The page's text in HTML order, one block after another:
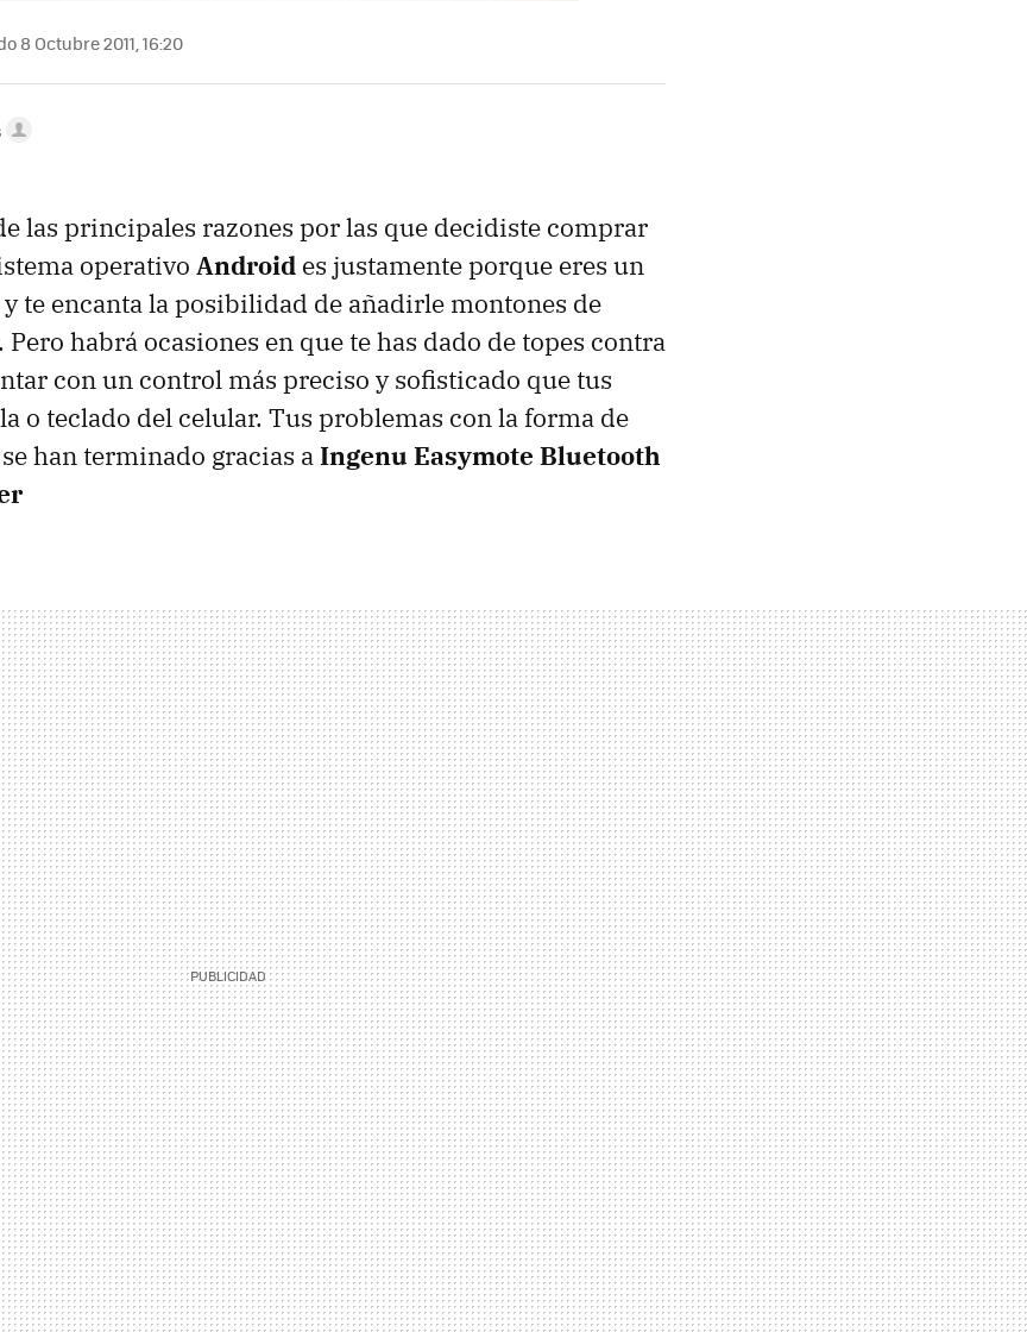
8 Octubre 2011, 16:20
las principales razones por las que decidiste comprar
operativo Android es justamente porque eres un
te encanta la posibilidad de añadirle montones de
Pero habrá ocasiones en que te has dado de topes contra
con un control más preciso y sofisticado que tus
o teclado del celular. Tus problemas con la forma de
han terminado gracias aIngenu Easymote Bluetooth